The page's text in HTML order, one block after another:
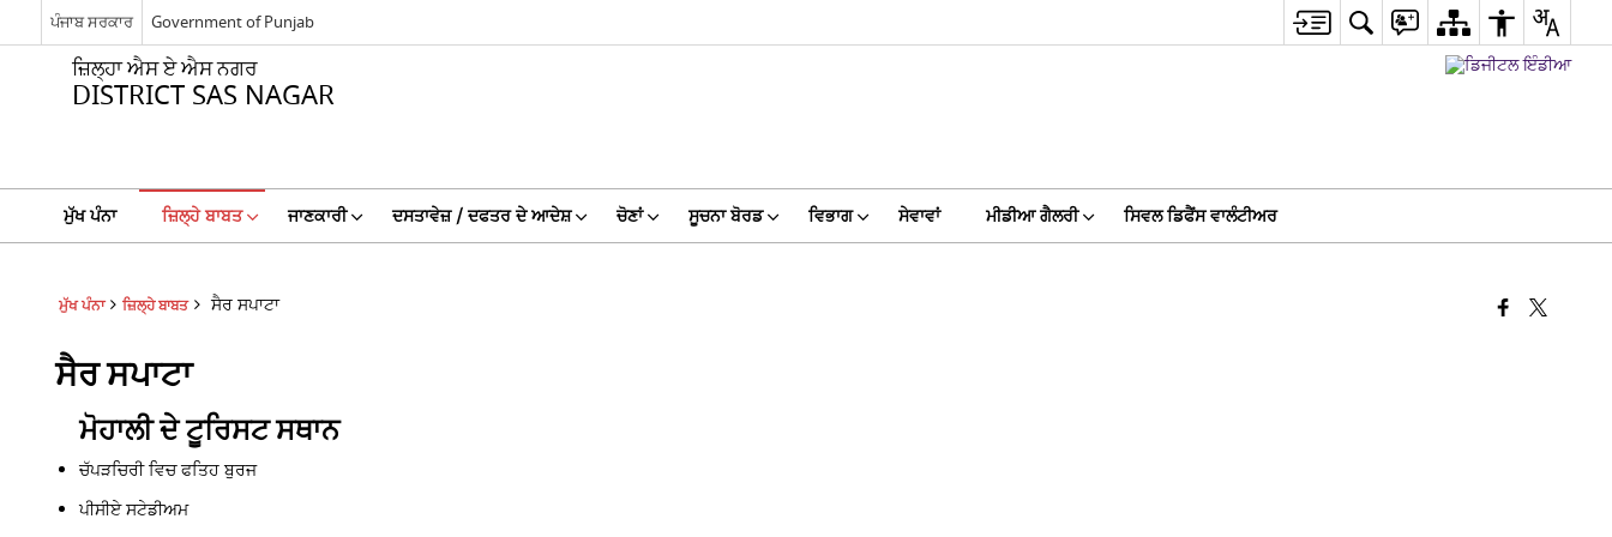
ਪੰਜਾਬ ਸਰਕਾਰ Government of Punjab
ਜ਼ਿਲ੍ਹਾ ਐਸ ਏ ਐਸ ਨਗਰ
DISTRICT SAS NAGAR
ਮੁੱਖ ਪੰਨਾ ਜ਼ਿਲ੍ਹੇ ਬਾਬਤ ਜਾਣਕਾਰੀ ਦਸਤਾਵੇਜ਼ / ਦਫਤਰ ਦੇ ਆਦੇਸ਼ ਚੋਣਾਂ ਸੂਚਨਾ ਬੋਰਡ ਵਿਭਾਗ ਸੇਵਾਵਾਂ ਮੀਡੀਆ ਗੈਲਰੀ ਸਿਵਲ ਡਿਫੈਂਸ ਵਾਲੰਟੀਅਰ
ਮੁੱਖ ਪੰਨਾ ਜ਼ਿਲ੍ਹੇ ਬਾਬਤ ਸੈਰ ਸਪਾਟਾ
ਸੈਰ ਸਪਾਟਾ
ਮੋਹਾਲੀ ਦੇ ਟੂਰਿਸਟ ਸਥਾਨ
ਚੱਪੜਚਿਰੀ ਵਿਚ ਫਤਿਹ ਬੁਰਜ
ਪੀਸੀਏ ਸਟੇਡੀਅਮ